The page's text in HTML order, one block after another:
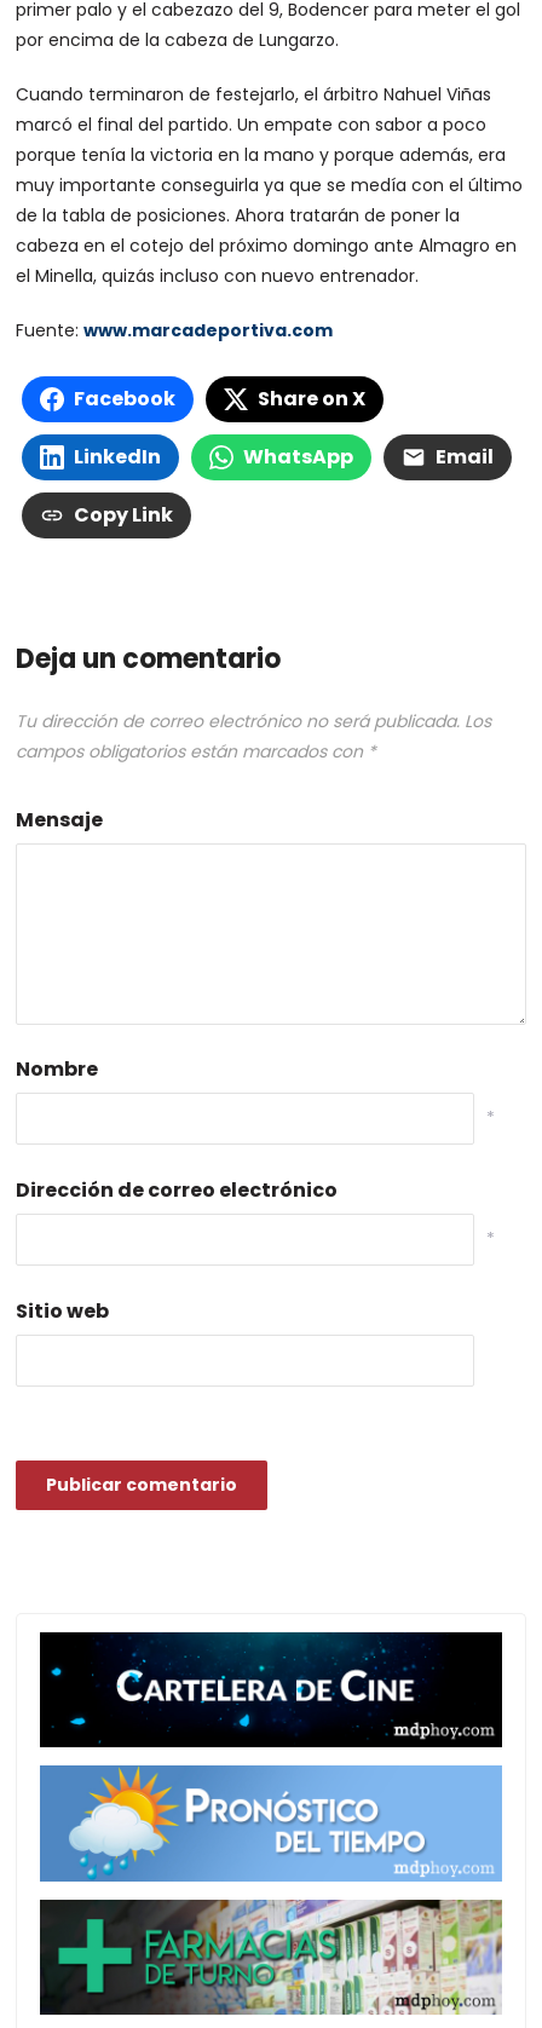
primer palo y el cabezazo del 9, Bodencer para meter el gol
por encima de la cabeza de Lungarzo.
Cuando terminaron de festejarlo, el árbitro Nahuel Viñas
marcó el final del partido. Un empate con sabor a poco
porque tenía la victoria en la mano y porque además, era
muy importante conseguirla ya que se medía con el último
de la tabla de posiciones. Ahora tratarán de poner la
cabeza en el cotejo del próximo domingo ante Almagro en
el Minella, quizás incluso con nuevo entrenador.
Fuente:www.marcadeportiva.com
Facebook Share on X
LinkedIn WhatsApp Email
Copy Link
Deja un comentario
Tu dirección de correo electrónico no será publicada. Los
campos obligatorios están marcados con *
Mensaje
Nombre
*
Dirección de correo electrónico
*
Sitio web